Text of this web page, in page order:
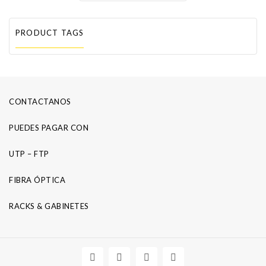
PRODUCT TAGS
CONTACTANOS
PUEDES PAGAR CON
UTP – FTP
FIBRA ÓPTICA
RACKS & GABINETES